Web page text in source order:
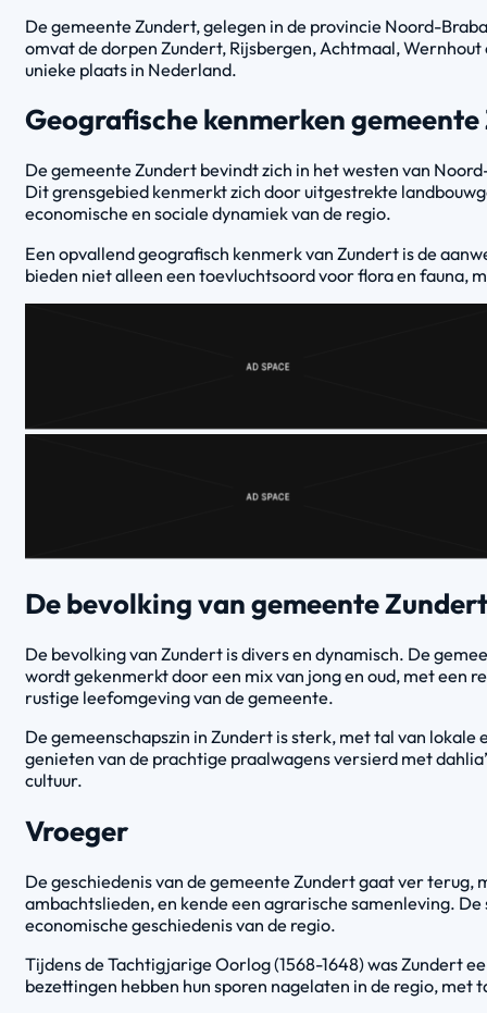
De gemeente Zundert, gelegen in de provincie Noord-
omvat de dorpen Zundert, Rijsbergen, Achtmaal,
unieke plaats in Nederland.
Geografische kenmerken
De gemeente Zundert bevindt zich in het westen van
Dit grensgebied kenmerkt zich door uitgestrekte
economische en sociale dynamiek van de regio.
Een opvallend geografisch kenmerk van Zundert is de
bieden niet alleen een toevluchtsoord voor flora en
De bevolking van gemeente Zundert
De bevolking van Zundert is divers en dynamisch. De
wordt gekenmerkt door een mix van jong en oud, met een
rustige leefomgeving van de gemeente.
De gemeenschapszin in Zundert is sterk, met tal van
genieten van de prachtige praalwagens versierd met
cultuur.
Vroeger
De geschiedenis van de gemeente Zundert gaat ver
ambachtslieden, en kende een agrarische samenleving.
economische geschiedenis van de regio.
Tijdens de Tachtigjarige Oorlog (1568-1648) was Zundert
bezettingen hebben hun sporen nagelaten in de regio,